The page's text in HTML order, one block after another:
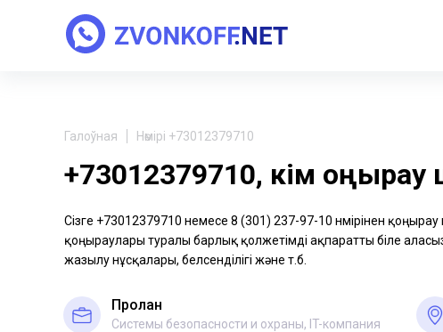
Галоўная Нөмірі +73012379710
+73012379710, кім
Сізге +73012379710 немесе 8 (301) 237-97-10 нөмірінен
қоңыраулары туралы барлық қолжетімді ақпаратты біле
жазылу нұсқалары, белсенділігі және т.б.
Пролан
Системы безопасности и охраны, IT-компания